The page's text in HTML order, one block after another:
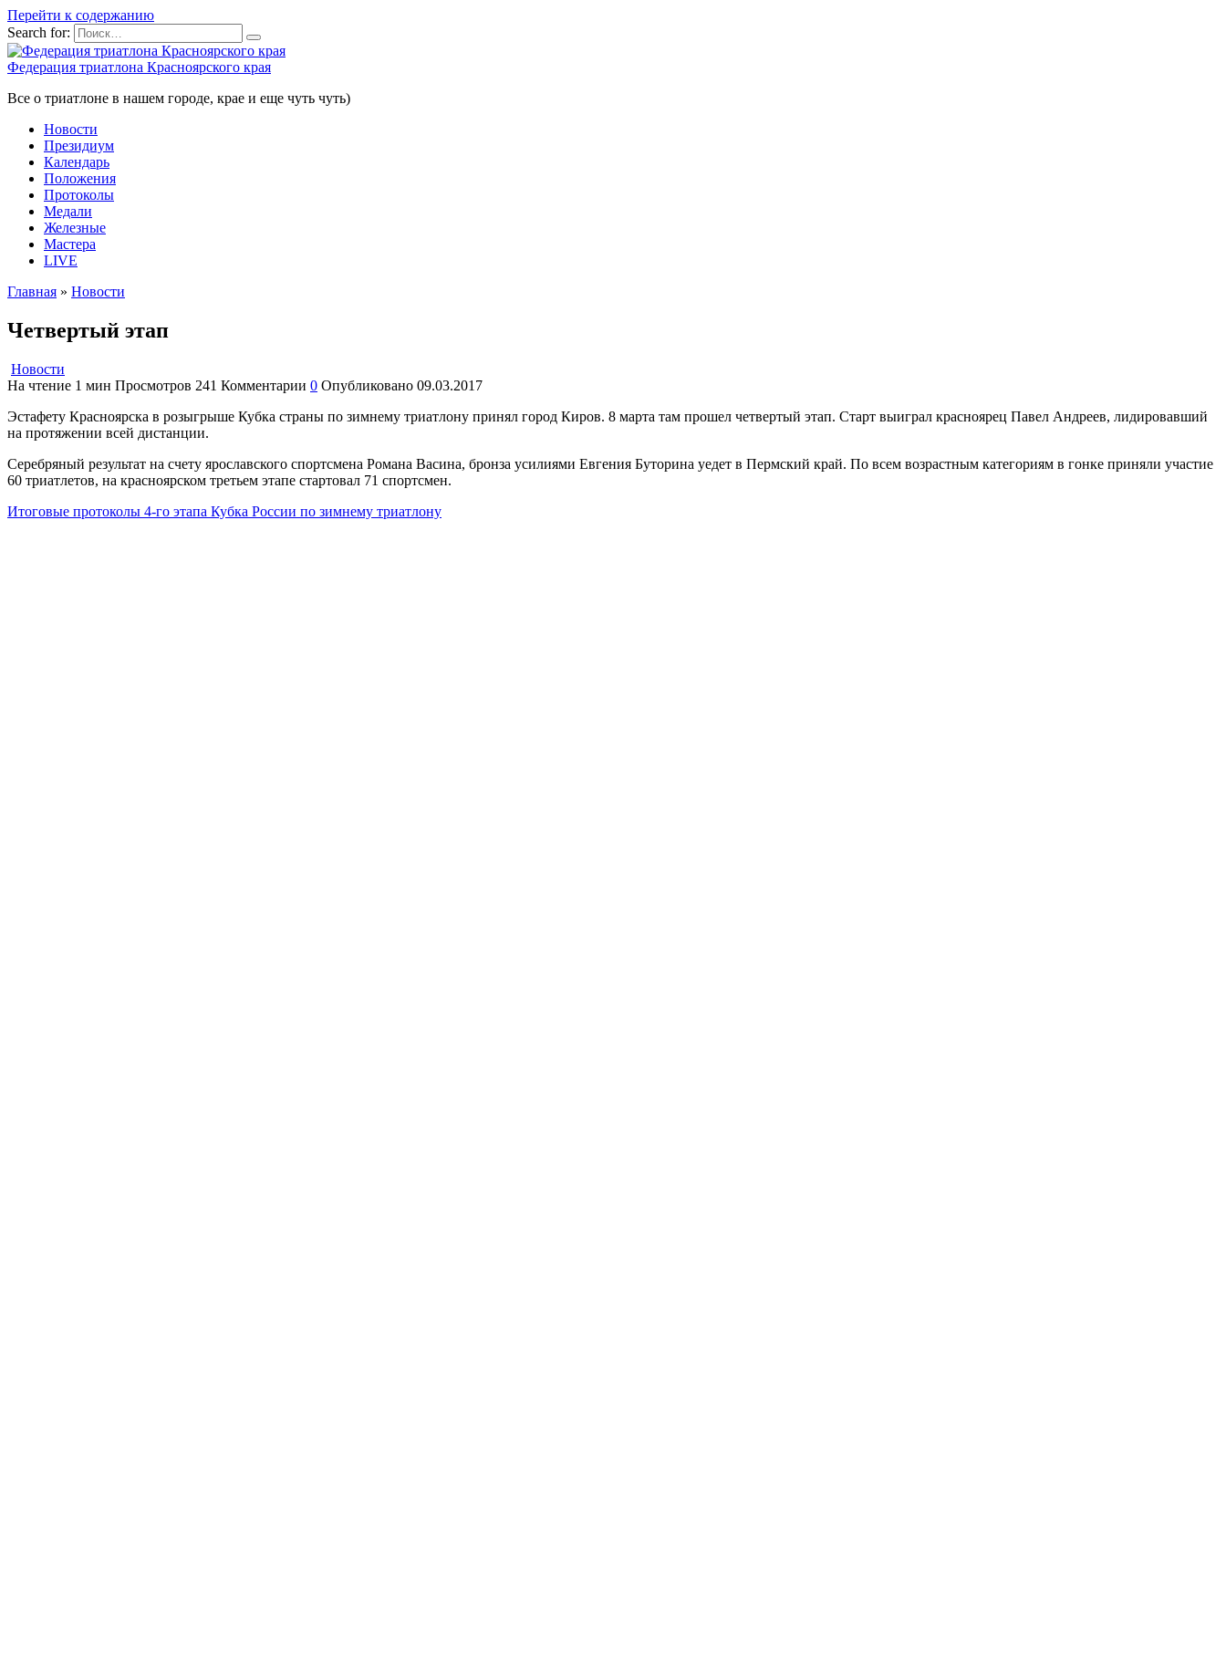
Перейти к содержанию
Search for:
Федерация триатлона Красноярского края
Все о триатлоне в нашем городе, крае и еще чуть чуть)
Новости
Президиум
Календарь
Положения
Протоколы
Медали
Железные
Мастера
LIVE
Главная » Новости
Четвертый этап
Новости
На чтение 1 мин Просмотров 241 Комментарии 0 Опубликовано 09.03.2017
Эстафету Красноярска в розыгрыше Кубка страны по зимнему триатлону принял город Киров. 8 марта там прошел четвертый этап. Старт выиграл красноярец Павел Андреев, лидировавший
на протяжении всей дистанции.
Серебряный результат на счету ярославского спортсмена Романа Васина, бронза усилиями Евгения Буторина уедет в Пермский край. По всем возрастным категориям в гонке приняли участие
60 триатлетов, на красноярском третьем этапе стартовал 71 спортсмен.
Итоговые протоколы 4-го этапа Кубка России по зимнему триатлону